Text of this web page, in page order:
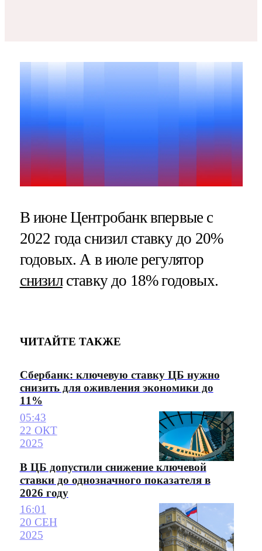
В июне Центробанк впервые с
2022 года снизил ставку до 20%
годовых. А в июле регулятор
снизилставку до 18% годовых.
ЧИТАЙТЕ ТАКЖЕ
Сбербанк: ключевую ставку ЦБ нужно
снизить для оживления экономики до
11%
05:43
22 ОКТ
2025
В ЦБ допустили снижение ключевой
ставки до однозначного показателя в
2026 году
16:01
20 СЕН
2025